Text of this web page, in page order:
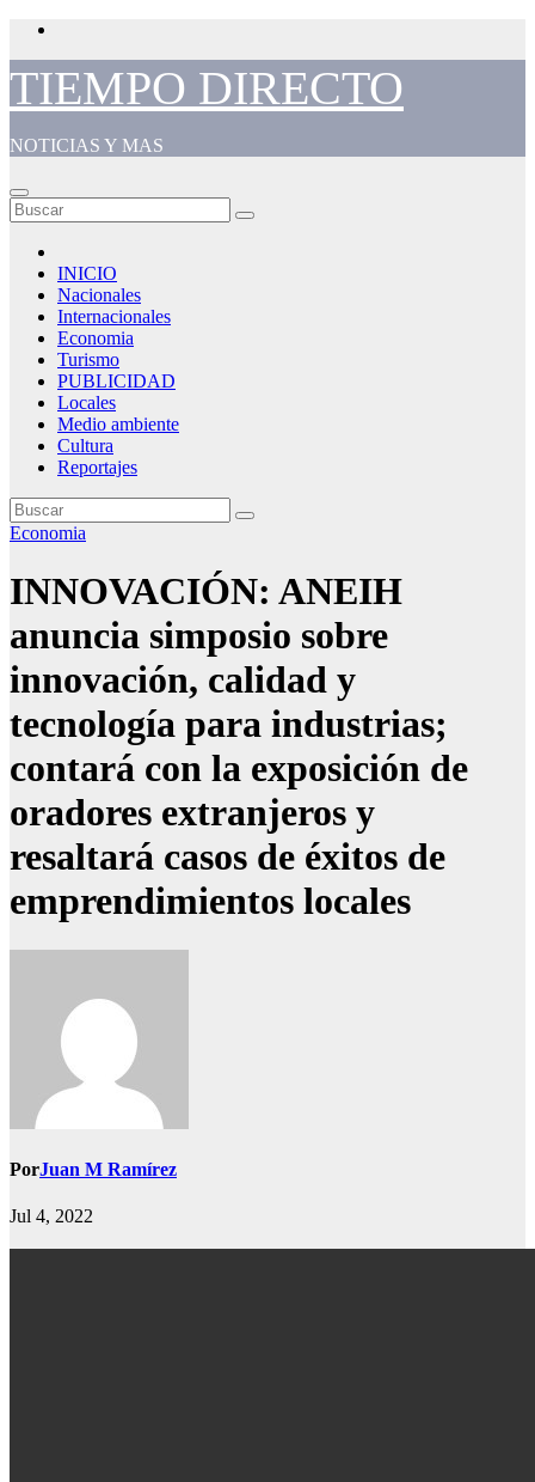
Saltar
contenido
TIEMPO DIRECTO
NOTICIAS Y MAS
INICIO
Nacionales
Internacionales
Economia
Turismo
PUBLICIDAD
Locales
Medio ambiente
Cultura
Reportajes
Economia
INNOVACIÓN: ANEIH
anuncia simposio sobre
innovación, calidad y
tecnología para industrias;
contará con la exposición de
oradores extranjeros y
resaltará casos de éxitos de
emprendimientos locales
PorJuan M Ramírez
Jul 4, 2022